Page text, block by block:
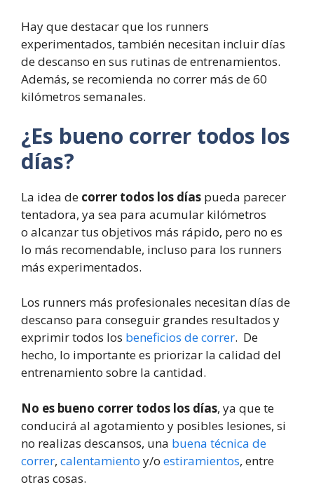
Hay que destacar que los runners
experimentados, también necesitan incluir días
de descanso en sus rutinas de entrenamientos.
Además, se recomienda no correr más de 60
kilómetros semanales.
¿Es bueno correr todos los
días?
La idea de correr todos los días pueda parecer
tentadora, ya sea para acumular kilómetros
o alcanzar tus objetivos más rápido, pero no es
lo más recomendable, incluso para los runners
más experimentados.
Los runners más profesionales necesitan días de
descanso para conseguir grandes resultados y
exprimir todos los beneficios de correr. De
hecho, lo importante es priorizar la calidad del
entrenamiento sobre la cantidad.
No es bueno correr todos los días, ya que te
conducirá al agotamiento y posibles lesiones, si
no realizas descansos, una buena técnica de
correr, calentamiento y/o estiramientos, entre
otras cosas.